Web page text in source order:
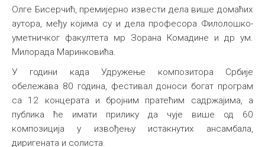
Олге Бисерчић, премијерно извести дела више домаћих
аутора, међу којима су и дела професора Филолошко-
уметничког факултета мр Зорана Комадине и др ум.
Милорада Маринковића.
У години када Удружење композитора Србије
обележава 80 година, фестивал доноси богат програм
са 12 концерата и бројним пратећим садржајима, а
публика ће имати прилику да чује више од 60
композиција у извођењу истакнутих ансамбала,
диригената и солиста.